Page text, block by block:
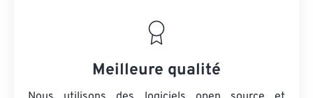
Meilleure qualité